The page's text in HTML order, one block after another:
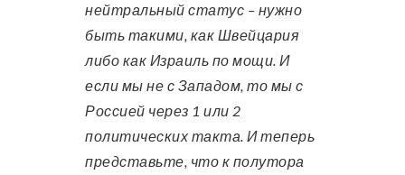
нейтральный статус – нужно
быть такими, как Швейцария
либо как Израиль по мощи. И
если мы не с Западом, то мы с
Россией через 1 или 2
политических такта. И теперь
представьте, что к полутора